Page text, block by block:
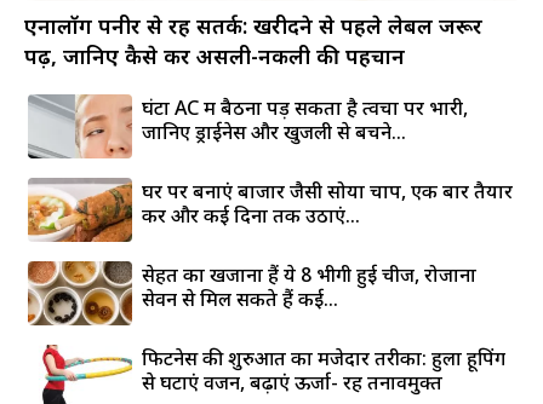
एनालॉग पनीर से रहें सतर्क: खरीदने से पहले लेबल जरूर
पढ़ें, जानिए कैसे करें असली-नकली की पहचान
घंटों AC में बैठना पड़ सकता है त्वचा पर भारी,
जानिए ड्राईनेस और खुजली से बचने...
घर पर बनाएं बाजार जैसी सोया चाप, एक बार तैयार
करें और कई दिनों तक उठाएं...
सेहत का खजाना हैं ये 8 भीगी हुई चीजें, रोजाना
सेवन से मिल सकते हैं कई...
फिटनेस की शुरुआत का मजेदार तरीका: हुला हूपिंग
से घटाएं वजन, बढ़ाएं ऊर्जा- रहें तनावमुक्त